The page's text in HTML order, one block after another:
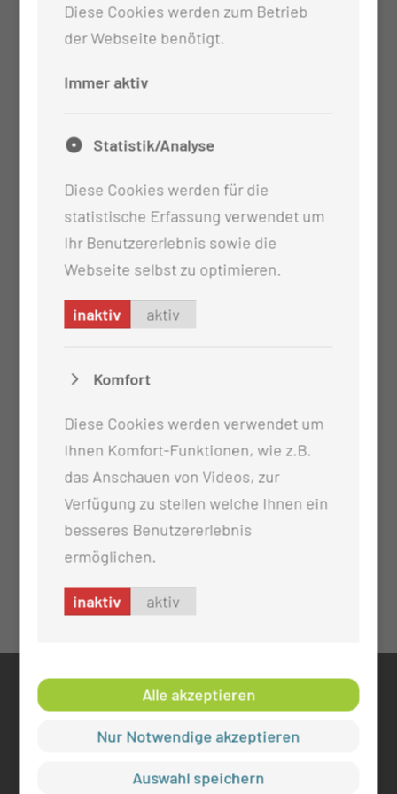
Bitte bringen Sie relevante Untersuchungen
im Original oder auf CD mit
KONTAKT
0355 46 -0
mul-ct.de
Diese Cookies werden zum Betrieb
der Webseite benötigt.
Immer aktiv
Statistik/Analyse
Diese Cookies werden für die
statistische Erfassung verwendet um
Ihr Benutzererlebnis sowie die
Webseite selbst zu optimieren.
inaktiv aktiv
Komfort
Diese Cookies werden verwendet um
Ihnen Komfort-Funktionen, wie z.B.
das Anschauen von Videos, zur
Verfügung zu stellen welche Ihnen ein
besseres Benutzererlebnis
ermöglichen.
inaktiv aktiv
Alle akzeptieren
Nur Notwendige akzeptieren
Auswahl speichern